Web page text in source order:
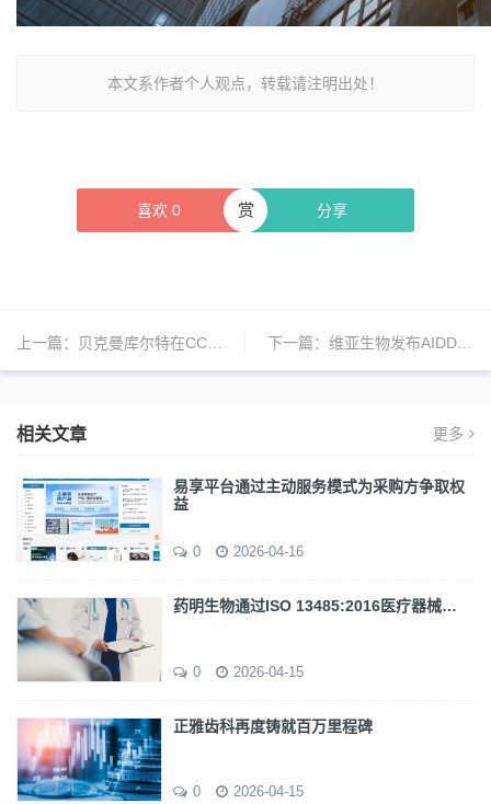
本文系作者个人观点，转载请注明出处！
喜欢 0 分享
赏
上一篇： 贝克曼库尔特在CCLM现场发布中国人群截断值验证数据 下一篇： 维亚生物发布AIDD平台
相关文章 更多
易享平台通过主动服务模式为采购方争取权
益
0 2026-04-16
药明生物通过ISO 13485:2016医疗器械…
0 2026-04-15
正雅齿科再度铸就百万里程碑
0 2026-04-15